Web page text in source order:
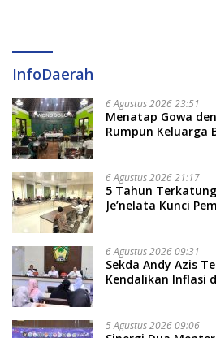
InfoDaerah
6 Agustus 2026 23:51
Menatap Gowa
Rumpun Keluarga
Soal Adat dan Adab
6 Agustus 2026 21:17
5 Tahun
Je’nelata Kunci
6 Agustus 2026 09:31
Sekda Andy Azis
Kendalikan Inflasi
5 Agustus 2026 09:06